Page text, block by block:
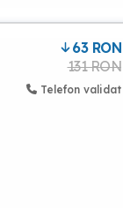
63 RON
131 RON
Telefon validat